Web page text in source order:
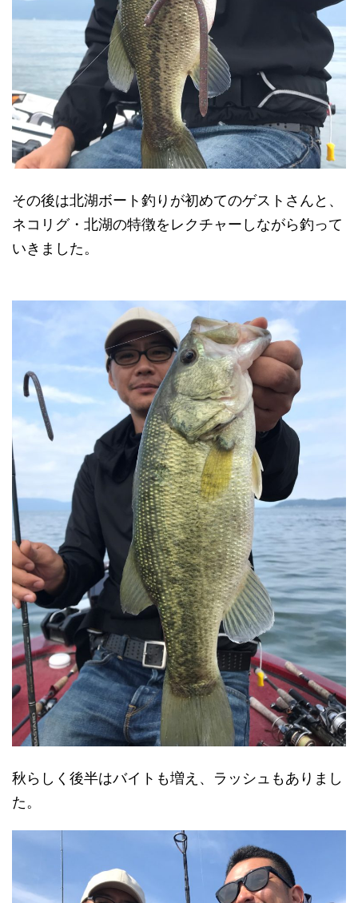
その後は北湖ボート釣りが初めてのゲストさんと、
ネコリグ・北湖の特徴をレクチャーしながら釣って
いきました。
秋らしく後半はバイトも増え、ラッシュもありまし
た。